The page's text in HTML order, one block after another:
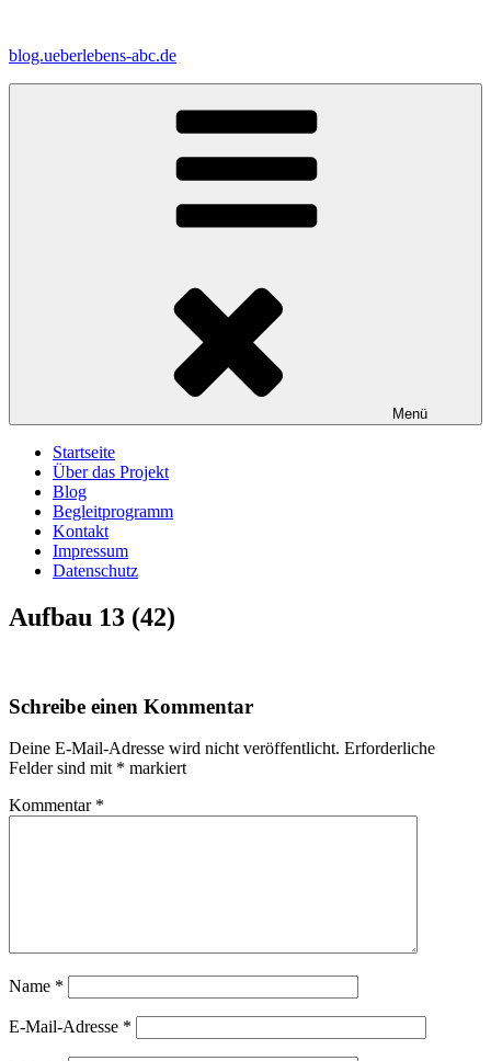
springen
blog.ueberlebens-abc.de
Menü
Startseite
Über das Projekt
Blog
Begleitprogramm
Kontakt
Impressum
Datenschutz
Aufbau 13 (42)
Schreibe einen Kommentar
Deine E-Mail-Adresse wird nicht veröffentlicht. Erforderliche
Felder sind mit * markiert
Kommentar *
Name *
E-Mail-Adresse *